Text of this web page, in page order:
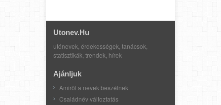
Utonev.hu
utónevek, érdekességek, tanácsok,
statisztikák, trendek, hírek
Ajánljuk
Amiről a nevek beszélnek
Családnév változtatás